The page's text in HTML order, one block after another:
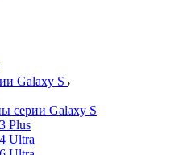
Galaxy S
серии Galaxy S
Plus
Ultra